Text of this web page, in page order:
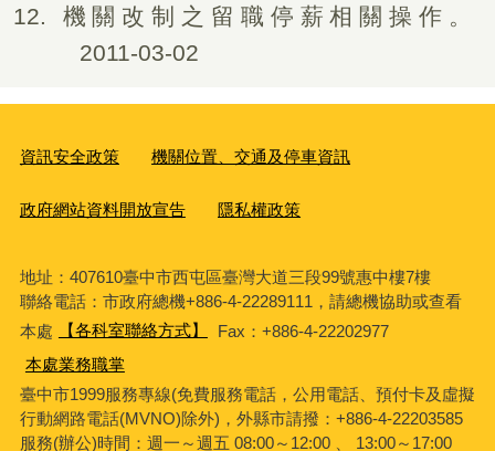
12
機關改制之留職停薪相關操作。
2011-03-02
資訊安全政策 機關位置、交通及停車資訊
政府網站資料開放宣告 隱私權政策
地址：407610臺中市西屯區臺灣大道三段99號惠中樓7樓
聯絡電話：市政府總機+886-4-22289111，請總機協助或查看
本處
【各科室聯絡方式】
Fax：+886-4-22202977
本處業務職掌
臺中市1999服務專線(免費服務電話，公用電話、預付卡及虛擬
行動網路電話(MVNO)除外)，外縣市請撥：+886-4-22203585
服務(辦公)時間：週一～週五 08:00～12:00 、 13:00～17:00